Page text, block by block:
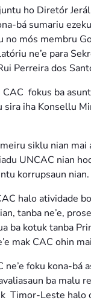
ho Diretór
bá sumariu
mós membru
ne’e para
Perreira dos
CAC fokus ba
sira iha Konsellu
siklu nian
UNCAC nian
korrupsaun nian.
halo atividade
tanba ne’e,
ba kotuk tanba
mak CAC ohin
ne’e foku kona-bá
ba malu
Timor-Leste halo